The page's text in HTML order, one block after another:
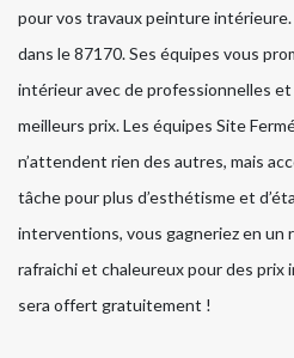
pour vos travaux peinture
dans le 87170. Ses équipes vous
intérieur avec de professionnelles
meilleurs prix. Les équipes Site
n’attendent rien des autres, mais
tâche pour plus d’esthétisme et
interventions, vous gagneriez en un
rafraichi et chaleureux pour des
sera offert gratuitement !